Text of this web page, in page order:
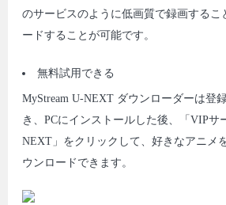
のサービスのように低画質で録画するこ
ードすることが可能です。
無料試用できる
MyStream U-NEXT ダウンローダーは登
き、PCにインストールした後、「VIPサ
NEXT」をクリックして、好きなアニメ
ウンロードできます。